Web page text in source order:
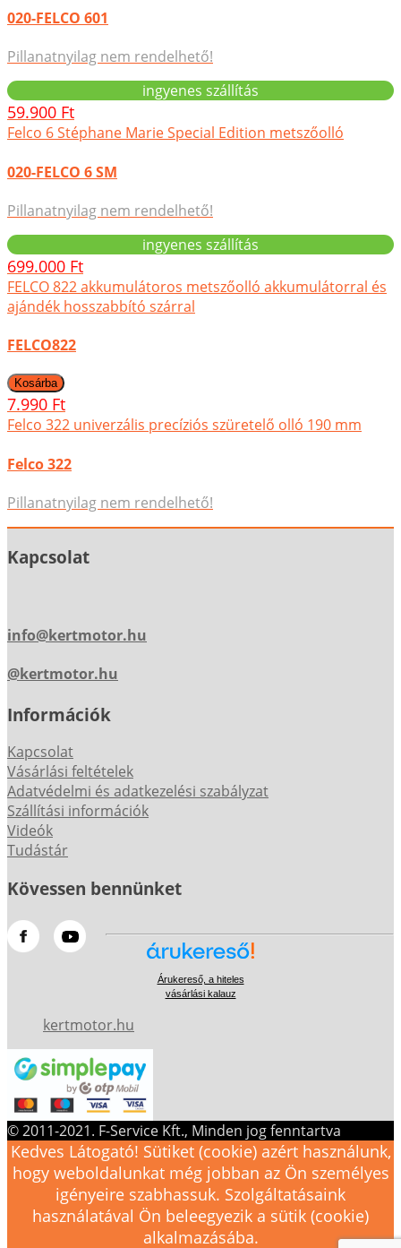
020-FELCO 601
Pillanatnyilag nem rendelhető!
ingyenes szállítás
59.900 Ft
Felco 6 Stéphane Marie Special Edition metszőolló
020-FELCO 6 SM
Pillanatnyilag nem rendelhető!
ingyenes szállítás
699.000 Ft
FELCO 822 akkumulátoros metszőolló akkumulátorral és
ajándék hosszabbító szárral
FELCO822
7.990 Ft
Felco 322 univerzális precíziós szüretelő olló 190 mm
Felco 322
Pillanatnyilag nem rendelhető!
Kapcsolat
info@kertmotor.hu
@kertmotor.hu
Információk
Kapcsolat
Vásárlási feltételek
Adatvédelmi és adatkezelési szabályzat
Szállítási információk
Videók
Tudástár
Kövessen bennünket
Árukereső, a hiteles
vásárlási kalauz
kertmotor.hu
© 2011-2021. F-Service Kft., Minden jog fenntartva
Kedves Látogató! Sütiket (cookie) azért használunk,
hogy weboldalunkat még jobban az Ön személyes
igényeire szabhassuk. Szolgáltatásaink
használatával Ön beleegyezik a sütik (cookie)
alkalmazásába.